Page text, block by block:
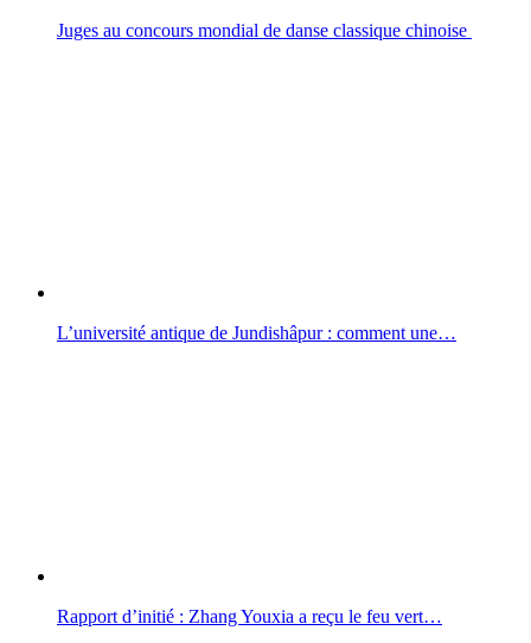
Juges au concours mondial de danse classique chinoise
L’université antique de Jundishâpur : comment une…
Rapport d’initié : Zhang Youxia a reçu le feu vert…